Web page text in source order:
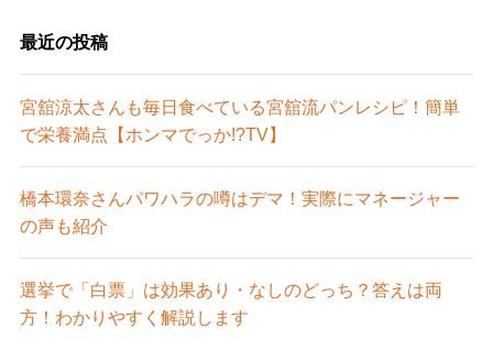
最近の投稿
宮舘涼太さんも毎日食べている宮舘流パンレシピ！簡単
で栄養満点【ホンマでっか!?TV】
橋本環奈さんパワハラの噂はデマ！実際にマネージャー
の声も紹介
選挙で「白票」は効果あり・なしのどっち？答えは両
方！わかりやすく解説します